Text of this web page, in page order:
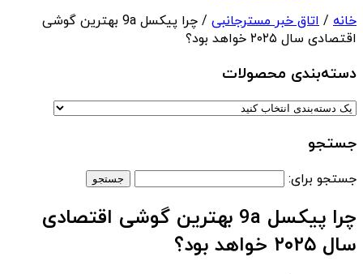
خانه / اتاق خبر مسترجانبی
/ چرا پیکسل 9a بهترین گوشی
اقتصادی سال ۲۰۲۵ خواهد بود؟
دسته‌بندی‌ محصولات
جستجو
جستجو برای:
چرا پیکسل 9a بهترین گوشی اقتصادی
سال ۲۰۲۵ خواهد بود؟